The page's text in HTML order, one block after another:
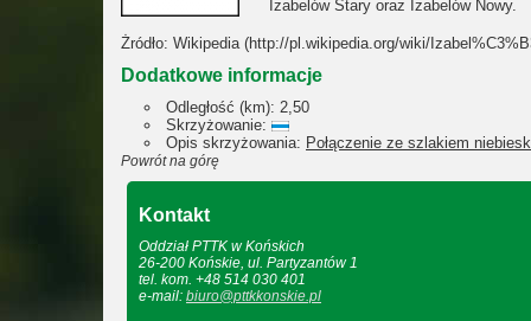
Izabelów Stary oraz Izabelów Nowy.
Żródło: Wikipedia (http://pl.wikipedia.org/wiki/
Dodatkowe informacje
Odległość (km): 2,50
Skrzyżowanie:
Opis skrzyżowania: Połączenie ze szlakiem
Powrót na górę
Kontakt
Oddział PTTK w Końskich
26-200 Końskie, ul. Partyzantów 1
tel. kom. +48 514 030 401
e-mail: biuro@pttkkonskie.pl